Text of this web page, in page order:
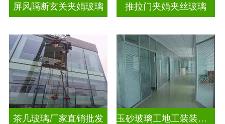
屏风隔断玄关夹娟玻璃 推拉门夹娟夹丝玻璃
茶几玻璃厂家直销批发 玉砂玻璃工地工装装饰玻璃